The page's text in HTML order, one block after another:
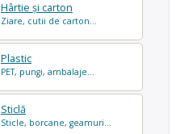
Hârtie și carton
Ziare, cutii de carton...
Plastic
PET, pungi, ambalaje...
Sticlă
Sticle, borcane, geamuri...